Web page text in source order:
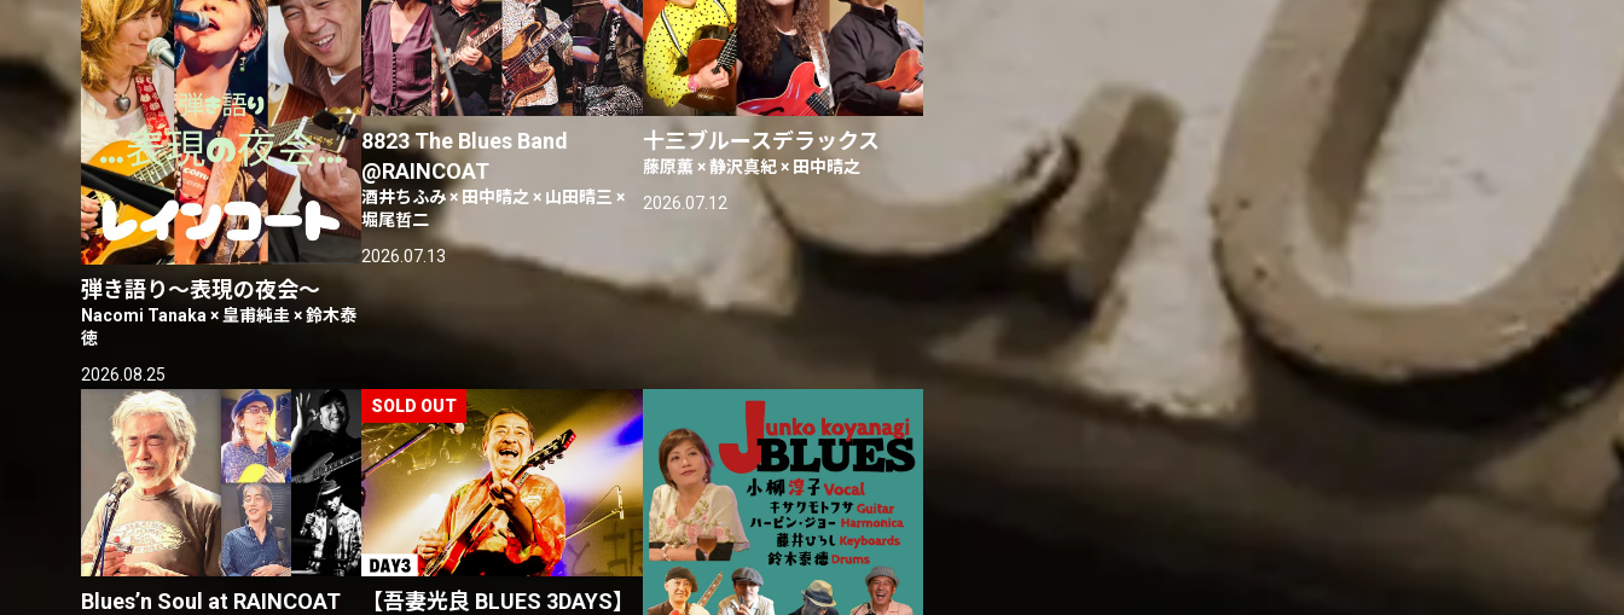
弾き語り〜表現の夜会〜
Nacomi Tanaka × 皇甫純圭 × 鈴木泰
徳
2026.08.25
8823 The Blues Band
@RAINCOAT
酒井ちふみ × 田中晴之 × 山田晴三 ×
堀尾哲二
2026.07.13
十三ブルースデラックス
藤原薫 × 静沢真紀 × 田中晴之
2026.07.12
Blues’n Soul at RAINCOAT
【吾妻光良 BLUES 3DAYS】